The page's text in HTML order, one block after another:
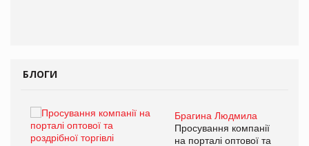
БЛОГИ
Брагина Людмила
Просування компанії
на порталі оптової та